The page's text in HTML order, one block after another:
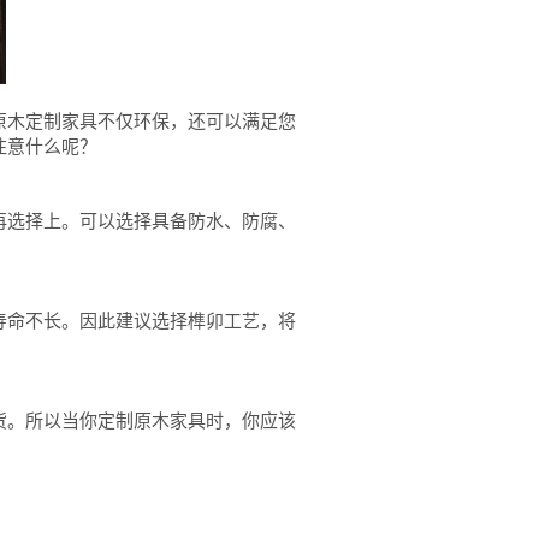
定制家具不仅环保，还可以满足您
什么呢？
择上。可以选择具备防水、防腐、
不长。因此建议选择榫卯工艺，将
所以当你定制原木家具时，你应该